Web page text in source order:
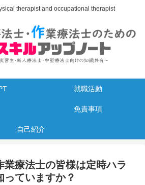
therapist and occupational therapist
就職活動
免責事項
自己紹介
業療法士の皆様は定時ハラ
っていますか？